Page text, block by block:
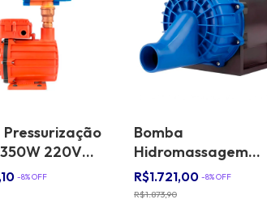
Pressurização
220V
Quente
-8% OFF
Bomba
Hidromassagem
Super Syllent 1 Cv
V
R$1.721,00 -8% OFF
R$1.873,90